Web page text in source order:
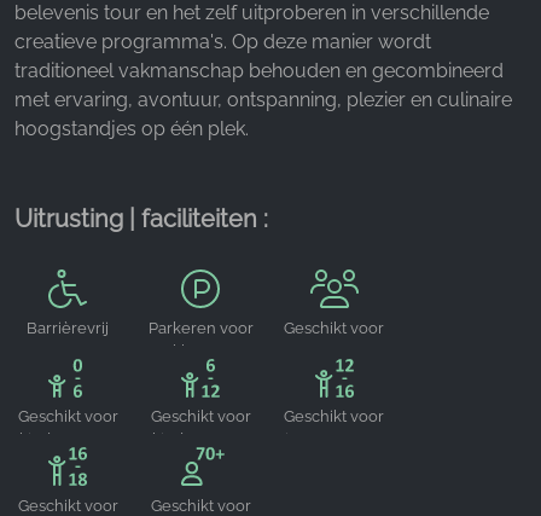
belevenis tour en het zelf uitproberen in verschillende
creatieve programma's. Op deze manier wordt
traditioneel vakmanschap behouden en gecombineerd
met ervaring, avontuur, ontspanning, plezier en culinaire
hoogstandjes op één plek.
Uitrusting | faciliteiten :
Barrièrevrij
Parkeren voor
klanten
Geschikt voor
Geschikt voor
kinderen van
0-6 jaar
Geschikt voor
kinderen van
6-12 jaar
Geschikt voor
jongeren van
Geschikt voor
Geschikt voor
_ga, _gid, _gac_gb_
Provider:
Google LLC
24 uur - 2 jaar